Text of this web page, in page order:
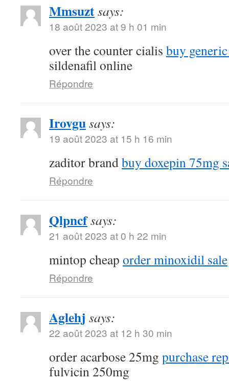
Mmsuztsays:
18 août 2023 at 9 h 01 min
over the counter cialis buy
sildenafil online
Répondre
Irovgusays:
19 août 2023 at 15 h 16 min
zaditor brandbuy doxepin 75mg
Répondre
Qlpncfsays:
21 août 2023 at 0 h 22 min
mintop cheap order minoxidil sale
Répondre
Aglehj says:
22 août 2023 at 12 h 30 min
order acarbose 25mg purchase
fulvicin 250mg